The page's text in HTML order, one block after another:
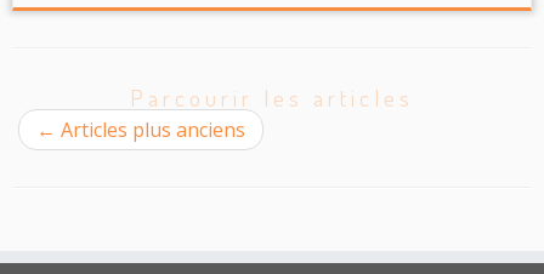
Parcourir les articles
← Articles plus anciens